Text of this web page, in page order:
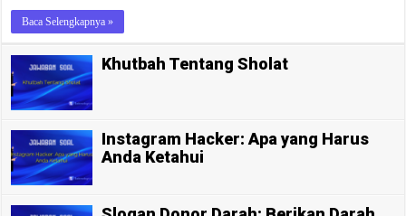
Baca Selengkapnya »
Khutbah Tentang Sholat
Instagram Hacker: Apa yang Harus
Anda Ketahui